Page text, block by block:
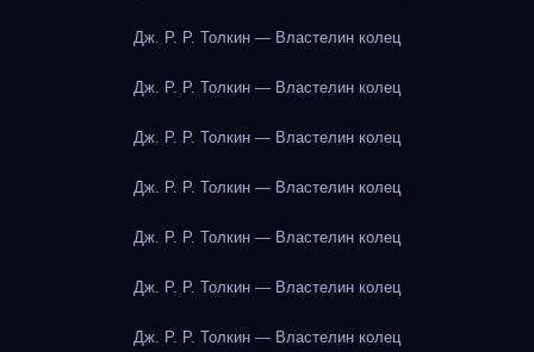
Дж. Р. Р. Толкин — Властелин колец
Дж. Р. Р. Толкин — Властелин колец
Дж. Р. Р. Толкин — Властелин колец
Дж. Р. Р. Толкин — Властелин колец
Дж. Р. Р. Толкин — Властелин колец
Дж. Р. Р. Толкин — Властелин колец
Дж. Р. Р. Толкин — Властелин колец